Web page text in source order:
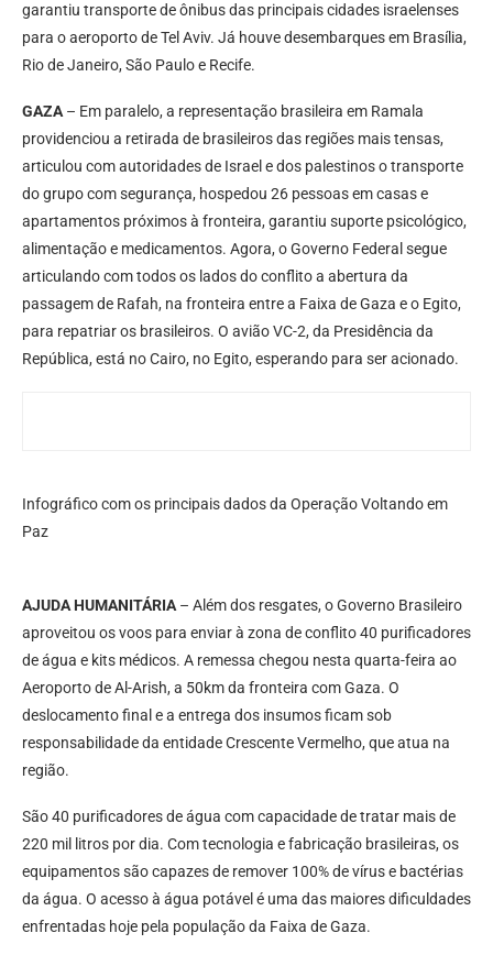
garantiu transporte de ônibus das principais cidades israelenses
para o aeroporto de Tel Aviv. Já houve desembarques em Brasília,
Rio de Janeiro, São Paulo e Recife.
GAZA – Em paralelo, a representação brasileira em Ramala
providenciou a retirada de brasileiros das regiões mais tensas,
articulou com autoridades de Israel e dos palestinos o transporte
do grupo com segurança, hospedou 26 pessoas em casas e
apartamentos próximos à fronteira, garantiu suporte psicológico,
alimentação e medicamentos. Agora, o Governo Federal segue
articulando com todos os lados do conflito a abertura da
passagem de Rafah, na fronteira entre a Faixa de Gaza e o Egito,
para repatriar os brasileiros. O avião VC-2, da Presidência da
República, está no Cairo, no Egito, esperando para ser acionado.
Infográfico com os principais dados da Operação Voltando em
Paz
AJUDA HUMANITÁRIA – Além dos resgates, o Governo Brasileiro
aproveitou os voos para enviar à zona de conflito 40 purificadores
de água e kits médicos. A remessa chegou nesta quarta-feira ao
Aeroporto de Al-Arish, a 50km da fronteira com Gaza. O
deslocamento final e a entrega dos insumos ficam sob
responsabilidade da entidade Crescente Vermelho, que atua na
região.
São 40 purificadores de água com capacidade de tratar mais de
220 mil litros por dia. Com tecnologia e fabricação brasileiras, os
equipamentos são capazes de remover 100% de vírus e bactérias
da água. O acesso à água potável é uma das maiores dificuldades
enfrentadas hoje pela população da Faixa de Gaza.